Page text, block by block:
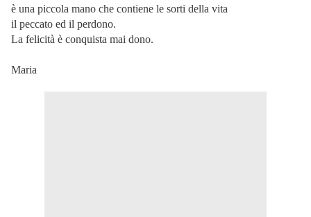
è una piccola mano che contiene le sorti della vita
il peccato ed il perdono.
La felicità è conquista mai dono.
Maria